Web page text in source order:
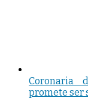
Coronaria
promete ser